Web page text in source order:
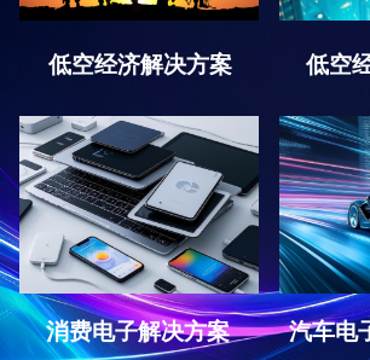
汽车电
消费电子解决方案
低空
低空经济解决方案